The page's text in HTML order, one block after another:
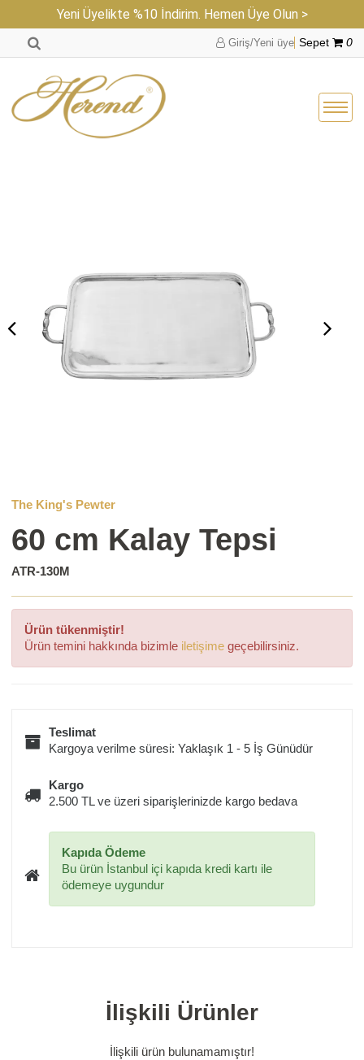
Yeni Üyelikte %10 İndirim. Hemen Üye Olun >
Giriş/Yeni üye Sepet 0
The King's Pewter
60 cm Kalay Tepsi
ATR-130M
Ürün tükenmiştir!
Ürün temini hakkında bizimle iletişime geçebilirsiniz.
Teslimat
Kargoya verilme süresi: Yaklaşık 1 - 5 İş Günüdür
Kargo
2.500 TL ve üzeri siparişlerinizde kargo bedava
Kapıda Ödeme
Bu ürün İstanbul içi kapıda kredi kartı ile
ödemeye uygundur
İlişkili Ürünler
İlişkili ürün bulunamamıştır!